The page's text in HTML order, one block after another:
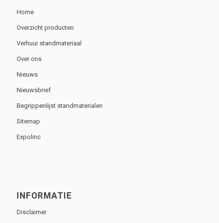
Home
Overzicht producten
Verhuur standmateriaal
Over ons
Nieuws
Nieuwsbrief
Begrippenlijst standmaterialen
Sitemap
Expolinc
INFORMATIE
Disclaimer